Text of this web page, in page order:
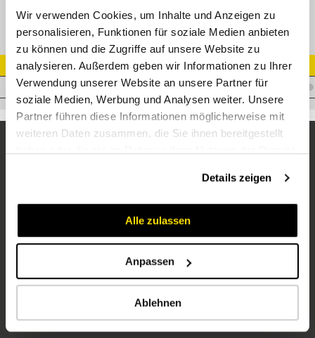
Wir verwenden Cookies, um Inhalte und Anzeigen zu
personalisieren, Funktionen für soziale Medien anbieten
zu können und die Zugriffe auf unsere Website zu
analysieren. Außerdem geben wir Informationen zu Ihrer
Verwendung unserer Website an unsere Partner für
soziale Medien, Werbung und Analysen weiter. Unsere
Partner führen diese Informationen möglicherweise mit
weiteren Daten zusammen, die Sie ihnen bereitgestellt
Details zeigen
Alle zulassen
Anpassen
Ablehnen
Artikel Nr.
I.T25WFR190K
Über uns